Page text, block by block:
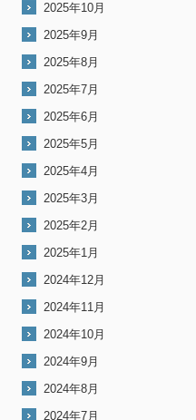
2025年10月
2025年9月
2025年8月
2025年7月
2025年6月
2025年5月
2025年4月
2025年3月
2025年2月
2025年1月
2024年12月
2024年11月
2024年10月
2024年9月
2024年8月
2024年7月